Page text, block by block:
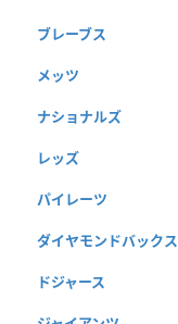
ブレーブス
メッツ
ナショナルズ
レッズ
パイレーツ
ダイヤモンドバックス
ドジャース